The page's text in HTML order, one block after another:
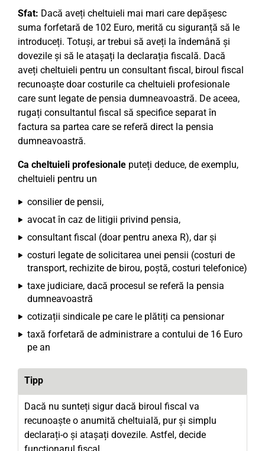
Sfat: Dacă aveți cheltuieli mai mari care depășesc
suma forfetară de 102 Euro, merită cu siguranță să le
introduceți. Totuși, ar trebui să aveți la îndemână și
dovezile și să le atașați la declarația fiscală. Dacă
aveți cheltuieli pentru un consultant fiscal, biroul fiscal
recunoaște doar costurile ca cheltuieli profesionale
care sunt legate de pensia dumneavoastră. De aceea,
rugați consultantul fiscal să specifice separat în
factura sa partea care se referă direct la pensia
dumneavoastră.
Ca cheltuieli profesionale puteți deduce, de exemplu,
cheltuieli pentru un
consilier de pensii,
avocat în caz de litigii privind pensia,
consultant fiscal (doar pentru anexa R), dar și
costuri legate de solicitarea unei pensii (costuri de
transport, rechizite de birou, poștă, costuri telefonice)
taxe judiciare, dacă procesul se referă la pensia
dumneavoastră
cotizații sindicale pe care le plătiți ca pensionar
taxă forfetară de administrare a contului de 16 Euro
pe an
Tipp
Dacă nu sunteți sigur dacă biroul fiscal va
recunoaște o anumită cheltuială, pur și simplu
declarați-o și atașați dovezile. Astfel, decide